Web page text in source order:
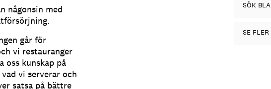
någonsin med
går för
vi restauranger
oss kunskap på
vi serverar och
satsa på bättre
SÖK
SE